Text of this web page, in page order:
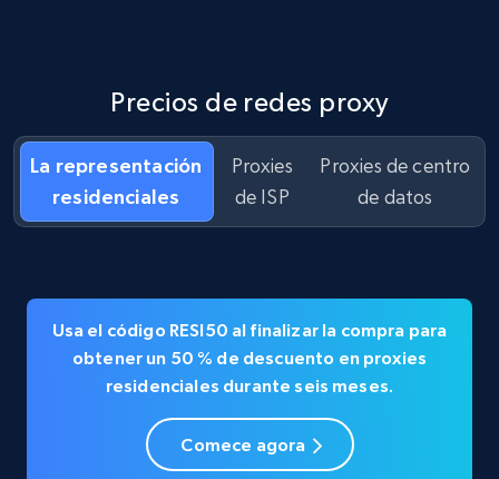
Precios de redes proxy
La representación
residenciales
Proxies
de ISP
Proxies de centro
de datos
Usa el código RESI50 al finalizar la compra para
obtener un 50 % de descuento enproxies
residenciales durante seis meses.
Comece agora